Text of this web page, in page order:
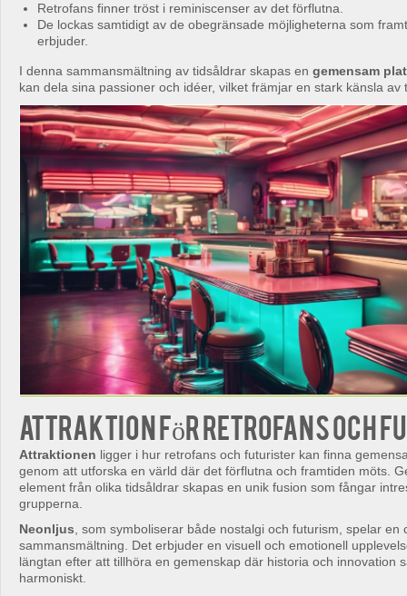
Retrofans finner tröst i reminiscenser av det förflutna.
De lockas samtidigt av de obegränsade möjligheterna som
erbjuder.
I denna sammansmältning av tidsåldrar skapas en gemensam
kan dela sina passioner och idéer, vilket främjar en stark känsla av
Attraktion för retrofans och
Attraktionen ligger i hur retrofans och futurister kan finna
genom att utforska en värld där det förflutna och framtiden möts.
element från olika tidsåldrar skapas en unik fusion som fångar
grupperna.
Neonljus , som symboliserar både nostalgi och futurism, spelar en
sammansmältning. Det erbjuder en visuell och emotionell
längtan efter att tillhöra en gemenskap där historia och innovation
harmoniskt.